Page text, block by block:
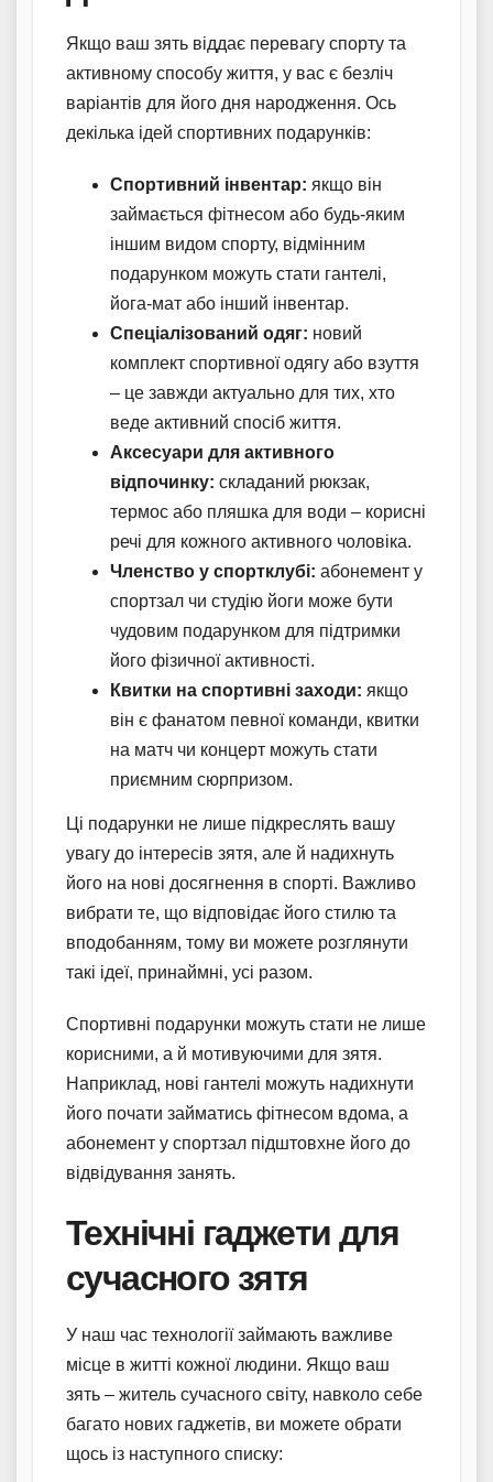
Якщо ваш зять віддає перевагу спорту та
активному способу життя, у вас є безліч
варіантів для його дня народження. Ось
декілька ідей спортивних подарунків:
Спортивний інвентар: якщо він
займається фітнесом або будь-яким
іншим видом спорту, відмінним
подарунком можуть стати гантелі,
йога-мат або інший інвентар.
Спеціалізований одяг: новий
комплект спортивної одягу або взуття
– це завжди актуально для тих, хто
веде активний спосіб життя.
Аксесуари для активного
відпочинку: складаний рюкзак,
термос або пляшка для води – корисні
речі для кожного активного чоловіка.
Членство у спортклубі: абонемент у
спортзал чи студію йоги може бути
чудовим подарунком для підтримки
його фізичної активності.
Квитки на спортивні заходи: якщо
він є фанатом певної команди, квитки
на матч чи концерт можуть стати
приємним сюрпризом.
Ці подарунки не лише підкреслять вашу
увагу до інтересів зятя, але й надихнуть
його на нові досягнення в спорті. Важливо
вибрати те, що відповідає його стилю та
вподобанням, тому ви можете розглянути
такі ідеї, принаймні, усі разом.
Спортивні подарунки можуть стати не лише
корисними, а й мотивуючими для зятя.
Наприклад, нові гантелі можуть надихнути
його почати займатись фітнесом вдома, а
абонемент у спортзал підштовхне його до
відвідування занять.
Технічні гаджети для
сучасного зятя
У наш час технології займають важливе
місце в житті кожної людини. Якщо ваш
зять – житель сучасного світу, навколо себе
багато нових гаджетів, ви можете обрати
щось із наступного списку: